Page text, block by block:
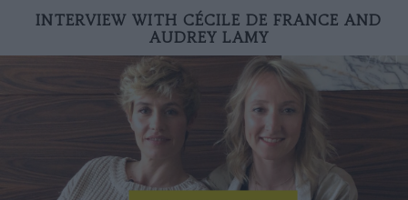
INTERVIEW WITH CÉCILE DE FRANCE AND
AUDREY LAMY